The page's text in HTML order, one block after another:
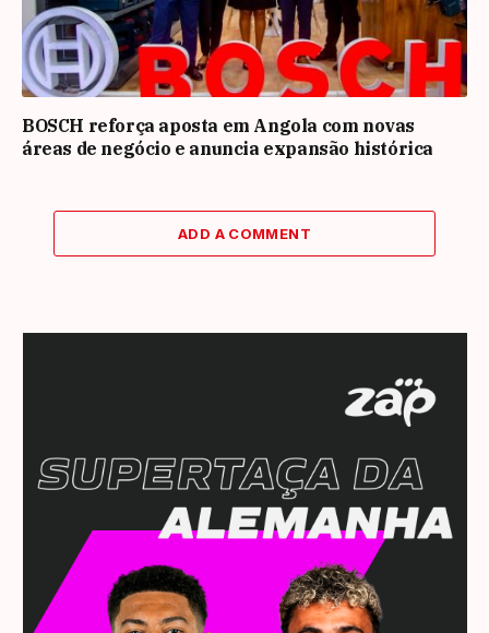
BOSCH reforça aposta em Angola com novas
áreas de negócio e anuncia expansão histórica
ADD A COMMENT